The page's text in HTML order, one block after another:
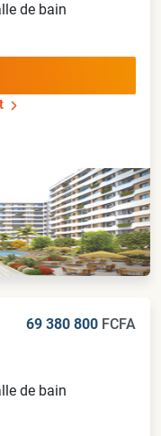
de bain
69 380 800 FCFA
de bain